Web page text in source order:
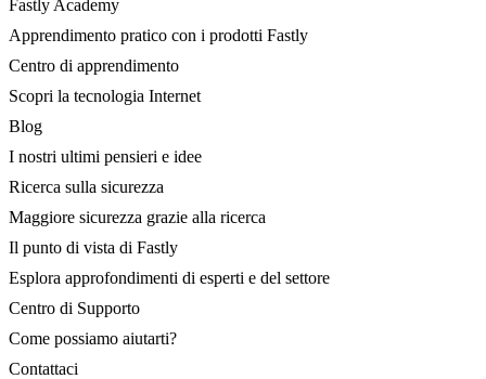
Fastly Academy
Apprendimento pratico con i prodotti Fastly
Centro di apprendimento
Scopri la tecnologia Internet
Blog
I nostri ultimi pensieri e idee
Ricerca sulla sicurezza
Maggiore sicurezza grazie alla ricerca
Il punto di vista di Fastly
Esplora approfondimenti di esperti e del settore
Centro di Supporto
Come possiamo aiutarti?
Contattaci